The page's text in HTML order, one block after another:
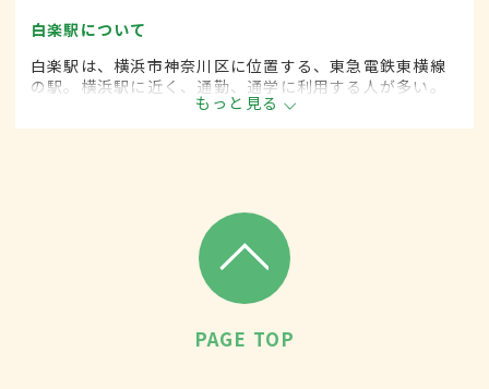
白楽駅について
白楽駅は、横浜市神奈川区に位置する、東急電鉄東横線
の駅。横浜駅に近く、通勤、通学に利用する人が多い。
周辺には大学のキャンパスや高等学校などの教育機関、
約170のさまざま商店が立ち並ぶ商店街もある。
もっと見る
PAGE TOP